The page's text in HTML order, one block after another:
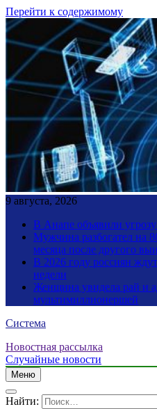
Перейти к содержимому
9 августа, 2026
В Анапе объявили
Мужчина разбогател на
месяца после другого
В 2026 году россиян
недели
Женщина увидела рай и
мультимиллионершей
Система
Новостная рассылка
Случайные новости
Меню
Найти: